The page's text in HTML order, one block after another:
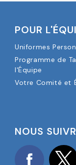
POUR
Uniformes
Programme de
l'Équipe
Votre Comité et
NOUS